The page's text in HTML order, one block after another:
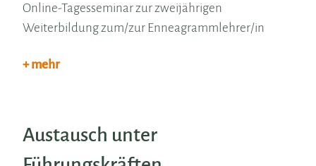
Online-Tagesseminar zur zweijährigen
Weiterbildung zum/zur Enneagrammlehrer/in
+ mehr
Austausch unter